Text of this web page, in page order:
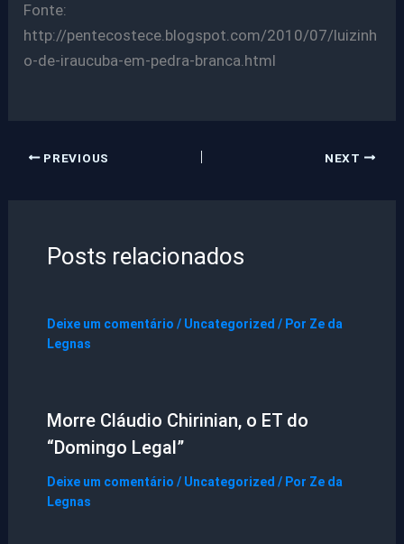
Fonte:
http://pentecostece.blogspot.com/2010/07/luizinh
o-de-iraucuba-em-pedra-branca.html
PREVIOUS NEXT
Posts relacionados
Deixe um comentário / Uncategorized / Por Ze da
Legnas
Morre Cláudio Chirinian, o ET do
“Domingo Legal”
Deixe um comentário / Uncategorized / Por Ze da
Legnas